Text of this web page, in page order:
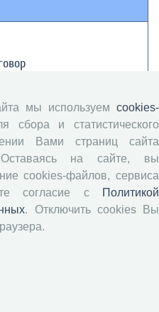
данных
мы используем cookies-
и статистического
Вами страниц сайта
на сайте, вы
cookies-файлов, сервиса
согласие с
Политикой
. Отключить cookies Вы